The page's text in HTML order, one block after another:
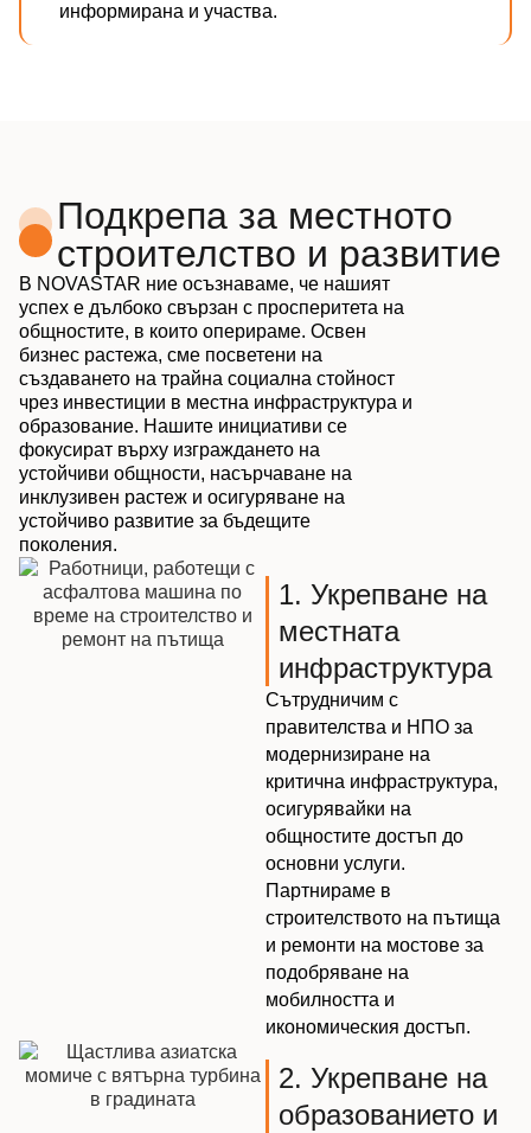
информирана и участва.
Подкрепа за местното
строителство и развитие
В NOVASTAR ние осъзнаваме, че нашият
успех е дълбоко свързан с просперитета на
общностите, в които оперираме. Освен
бизнес растежа, сме посветени на
създаването на трайна социална стойност
чрез инвестиции в местна инфраструктура и
образование. Нашите инициативи се
фокусират върху изграждането на
устойчиви общности, насърчаване на
инклузивен растеж и осигуряване на
устойчиво развитие за бъдещите
поколения.
1. Укрепване на
местната
инфраструктура
Сътрудничим с
правителства и НПО за
модернизиране на
критична инфраструктура,
осигурявайки на
общностите достъп до
основни услуги.
Партнираме в
строителството на пътища
и ремонти на мостове за
подобряване на
мобилността и
икономическия достъп.
2. Укрепване на
образованието и